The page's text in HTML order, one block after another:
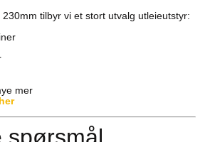
tilbyr vi et stort utvalg utleieutstyr:
mer